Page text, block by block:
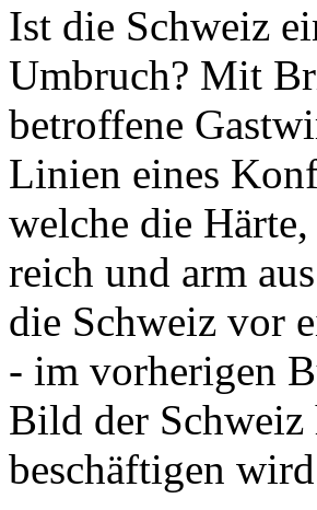
Ist die Schweiz
Umbruch? Mit
betroffene
Linien eines
welche die
reich und arm
die Schweiz vor
- im vorherigen
Bild der Schweiz
beschäftigen